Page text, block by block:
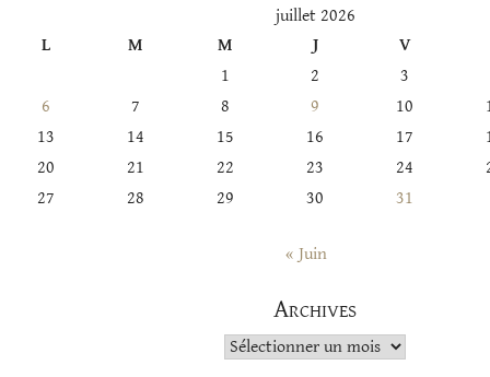
juillet 2026
L
M M J
V
1
2
3
6
7 8 9 10
13
14 15 16 17
20
21 22 23 24
27
28 29 30 31
« Juin
Archives
Archives